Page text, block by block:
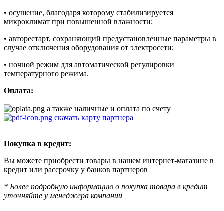
• осушение, благодаря которому стабилизируется
микроклимат при повышенной влажности;
• авторестарт, сохраняющий предустановленные параметры в
случае отключения оборудования от электросети;
• ночной режим для автоматической регулировки
температурного режима.
Оплата:
а также наличные и оплата по счету
скачать карту партнера
Покупка в кредит:
Вы можете приобрести товары в нашем интернет-магазине в
кредит или рассрочку у банков партнеров
* Более подробную информацию о покупка товара в кредит
уточняйте у менеджера компании